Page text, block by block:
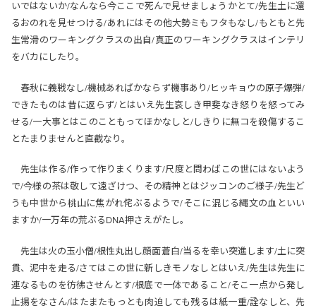
いではないか/なんなら今ここで死んで見せましょうかとて/先生土に還
るおのれを見せつける/あれにはその他大勢ミもフタもなし/もともと先
生常滑のワーキングクラスの出自/真正のワーキングクラスはインテリ
をバカにしたり。
春秋に義戦なし/機械あればかならず機事あり/ヒッキョウの原子爆弾/
できたものは昔に返らず/とはいえ先生哀しき甲斐なき怒りを怒ってみ
せる/一大事とはこのこともってほかなしと/しきりに無コを殺傷するこ
とたまりませんと直截なり。
先生は作る/作って作りまくります/尺度と問わばこの世にはないよう
で/今様の茶は敬して遠ざけつ、その精神とはジッコンのご様子/先生ど
うも中世から桃山に焦がれ侘ぶるようで/そこに混じる縄文の血といい
ますか/一万年の荒ぶるDNA押さえがたし。
先生は火の玉小僧/根性丸出し顔面蒼白/当るを幸い突進します/土に突
貫、泥中を走る/さてはこの世に新しきモノなしとはいえ/先生は先生に
連なるものを彷彿させんとす/根底で一体であること/そこ一点から発し
止揚をなさん/はたまたもっとも肉迫しても残るは紙一重/詮なしと、先